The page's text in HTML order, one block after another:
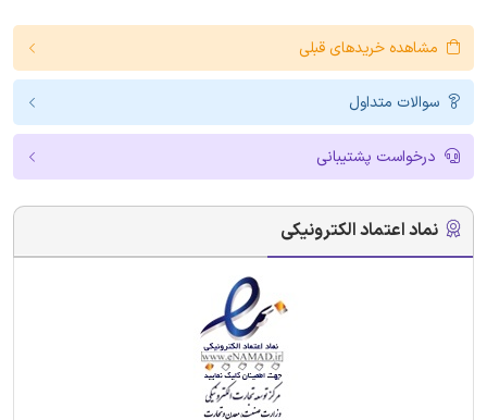
مشاهده خریدهای قبلی
سوالات متداول
درخواست پشتیبانی
نماد اعتماد الکترونیکی